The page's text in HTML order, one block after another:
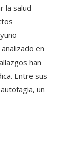
la salud
en
han
Entre sus
un